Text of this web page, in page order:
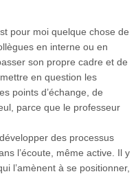
pour moi quelque chose de
en interne ou en
son propre cadre et de
en question les
points d’échange, de
parce que le professeur
des processus
l’écoute, même active. Il y
l’amènent à se positionner,